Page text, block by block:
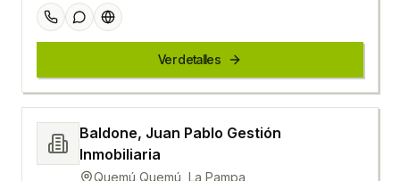
Ver detalles
Baldone, Juan Pablo Gestión
Inmobiliaria
Quemú Quemú, La Pampa